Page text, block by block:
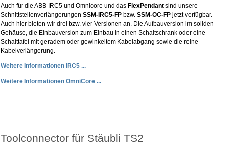
Auch für die ABB IRC5 und Omnicore und das FlexPendant sind unsere
Schnittstellenverlängerungen SSM-IRC5-FP bzw. SSM-OC-FP jetzt verfügbar.
Auch hier bieten wir drei bzw. vier Versionen an. Die Aufbauversion im soliden
Gehäuse, die Einbauversion zum Einbau in einen Schaltschrank oder eine
Schalttafel mit geradem oder gewinkeltem Kabelabgang sowie die reine
Kabelverlängerung.
Weitere Informationen IRC5 ...
Weitere Informationen OmniCore ...
Toolconnector für Stäubli TS2